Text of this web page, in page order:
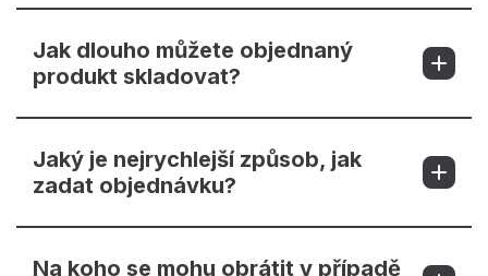
Jak dlouho můžete objednaný
produkt skladovat?
Jaký je nejrychlejší způsob, jak
zadat objednávku?
Na koho se mohu obrátit v případě